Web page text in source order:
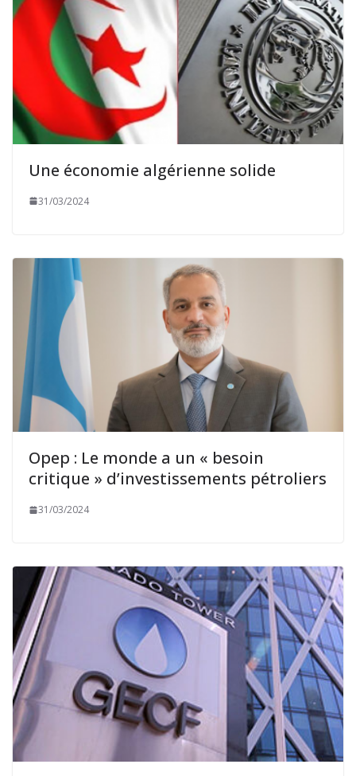
Une économie algérienne solide
31/03/2024
Opep : Le monde a un « besoin
critique » d’investissements pétroliers
31/03/2024